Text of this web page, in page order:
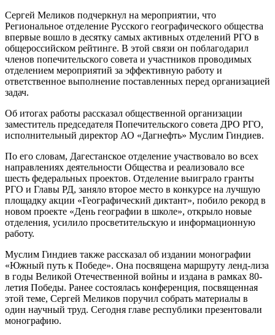
Сергей Меликов подчеркнул на мероприятии, что
Региональное отделение Русского географического общества
впервые вошло в десятку самых активных отделений РГО в
общероссийском рейтинге. В этой связи он поблагодарил
членов попечительского совета и участников проводимых
отделением мероприятий за эффективную работу и
ответственное выполнение поставленных перед организацией
задач.
Об итогах работы рассказал общественной организации
заместитель председателя Попечительского совета ДРО РГО,
исполнительный директор АО «Дагнефть» Муслим Гиндиев.
По его словам, Дагестанское отделение участвовало во всех
направлениях деятельности Общества и реализовало все
шесть федеральных проектов. Отделение выиграло гранты
РГО и Главы РД, заняло второе место в конкурсе на лучшую
площадку акции «Географический диктант», побило рекорд в
новом проекте «День географии в школе», открыло новые
отделения, усилило просветительскую и информационную
работу.
Муслим Гиндиев также рассказал об издании монографии
«Южный путь к Победе». Она посвящена маршруту ленд-лиза
в годы Великой Отечественной войны и издана в рамках 80-
летия Победы. Ранее состоялась конференция, посвященная
этой теме, Сергей Меликов поручил собрать материалы в
один научный труд. Сегодня главе республики презентовали
монографию.